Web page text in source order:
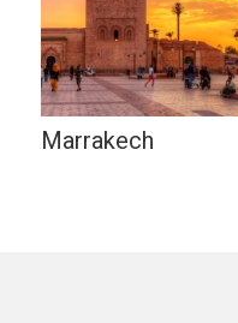
Marrakech